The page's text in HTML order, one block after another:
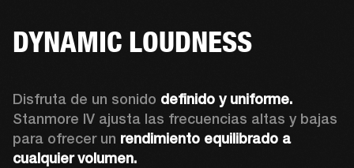
DYNAMIC LOUDNESS
Disfruta de un sonido definido y uniforme.
Stanmore IV ajusta las frecuencias altas y bajas
para ofrecer un rendimiento equilibrado a
cualquier volumen.